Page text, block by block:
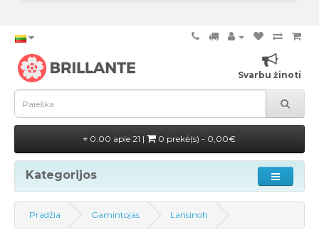
Svarbu žinoti
0.00 apie 21 | 0 prekė(s) - 0,00€
Kategorijos
Pradžia Gamintojas Lansinoh